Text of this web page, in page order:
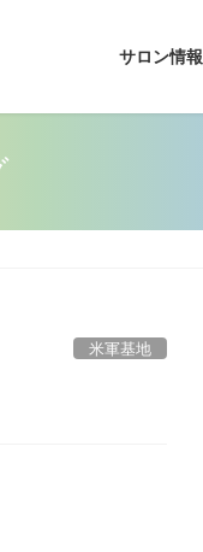
サロン情報
米軍基地